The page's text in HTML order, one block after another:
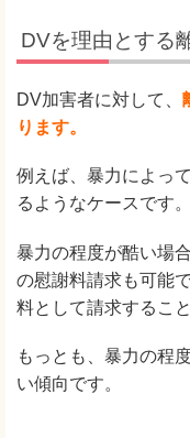
DVを理由とする
DV加害者に対して、
ります。
例えば、暴力によっ
るようなケースです。
暴力の程度が酷い場
の慰謝料請求も可能
料として請求するこ
もっとも、暴力の程
い傾向です。